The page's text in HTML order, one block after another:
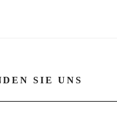
SIE UNS